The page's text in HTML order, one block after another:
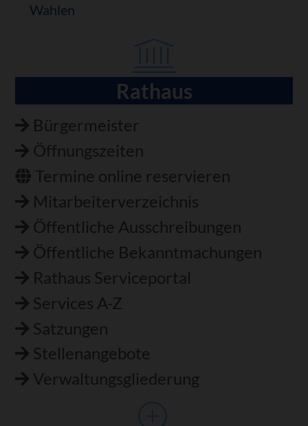
Wahlen
Rathaus
Bürgermeister
Öffnungszeiten
Termine online reservieren
Mitarbeiterverzeichnis
Öffentliche Ausschreibungen
Öffentliche Bekanntmachungen
Rathaus Serviceportal
Services A-Z
Satzungen
Stellenangebote
Verwaltungsgliederung